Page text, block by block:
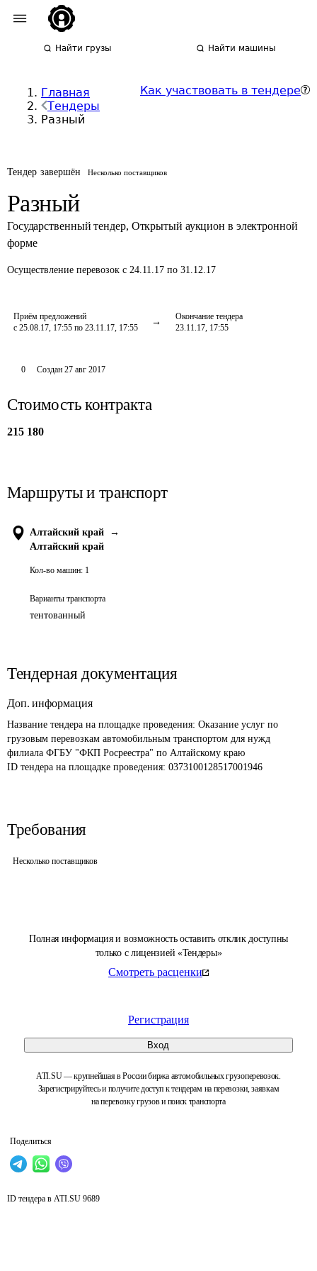
Найти грузы Найти машины
Главная
Тендеры
Разный
Как участвовать в тендере
Тендер завершён Несколько поставщиков
Разный
Государственный тендер, Открытый аукцион в электронной
форме
Осуществление перевозок с 24.11.17 по 31.12.17
Приём предложений
с 25.08.17, 17:55 по 23.11.17, 17:55
Окончание тендера
23.11.17, 17:55
Полная информация и возможность оставить отклик доступны
только с лицензией «Тендеры»
Смотреть расценки
Регистрация
Вход
ATI.SU — крупнейшая в России биржа автомобильных грузоперевозок.
Зарегистрируйтесь и получите доступ к тендерам на перевозки, заявкам
на перевозку грузов и поиск транспорта
Поделиться
0 Создан 27 авг 2017
Стоимость контракта
215 180
Маршруты и транспорт
Алтайский край
→
Алтайский край
Кол-во машин: 1
Варианты транспорта
тентованный
Тендерная документация
Доп. информация
Название тендера на площадке проведения: Оказание услуг по
грузовым перевозкам автомобильным транспортом для нужд
филиала ФГБУ "ФКП Росреестра" по Алтайскому краю
ID тендера на площадке проведения: 0373100128517001946
Требования
Несколько поставщиков
ID тендера в ATI.SU 9689